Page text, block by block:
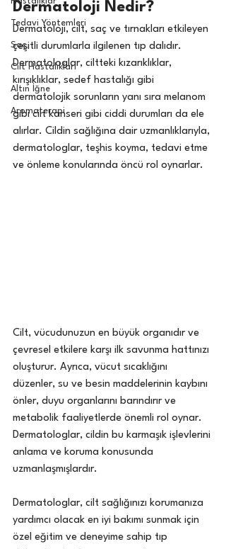
Tedavi Yöntemleri
Saç
Cilt Hastalıkları
Altın İğne
Aromaterapi
Dermatoloji Nedir?
Dermatoloji, cilt, saç ve tırnakları etkileyen
çeşitli durumlarla ilgilenen tıp dalıdır.
Dermatologlar, ciltteki kızarıklıklar,
kırışıklıklar, sedef hastalığı gibi
dermatolojik sorunların yanı sıra melanom
gibi cilt kanseri gibi ciddi durumları da ele
alırlar. Cildin sağlığına dair uzmanlıklarıyla,
dermatologlar, teşhis koyma, tedavi etme
ve önleme konularında öncü rol oynarlar.
Cilt, vücudunuzun en büyük organıdır ve
çevresel etkilere karşı ilk savunma hattınızı
oluşturur. Ayrıca, vücut sıcaklığını
düzenler, su ve besin maddelerinin kaybını
önler, duyu organlarını barındırır ve
metabolik faaliyetlerde önemli rol oynar.
Dermatologlar, cildin bu karmaşık işlevlerini
anlama ve koruma konusunda
uzmanlaşmışlardır.
Dermatologlar, cilt sağlığınızı korumanıza
yardımcı olacak en iyi bakımı sunmak için
özel eğitim ve deneyime sahip tıp